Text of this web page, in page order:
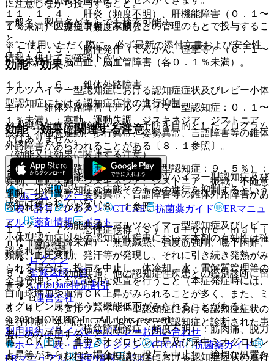
１１．１．４． 肝炎（頻度不明）、肝機能障害（０．１〜
１％未満）、黄疸（頻度不明）。
１１．１．５． 脳性発作（てんかん、痙攣等）（０．１〜
１％未満）、脳出血、脳血管障害（各０．１％未満）。
１１．１．６． 錐体外路障害
１）． 錐体外路障害（アルツハイマー型認知症：０．１〜
１％未満）：寡動、運動失調、ジスキネジア、ジストニア、
振戦、不随意運動、歩行異常、姿勢異常、言語障害等の錐体
外路障害があらわれることがある〔８．１参照〕。
２）． 錐体外路障害（レビー小体型認知症：９．５％）：
寡動、運動失調、ジスキネジア、ジストニア、振戦、不随意
運動、歩行異常、姿勢異常、言語障害等の錐体外路障害があ
らわれることがある〔８．１参照〕。
１１．１．７． 悪性症候群（Ｓｙｎｄｒｏｍｅ ｍａｌｉ
ｎ）（０．１％未満）：無動緘黙、強度筋強剛、嚥下困難、
頻脈、血圧変動、発汗等が発現し、それに引き続き発熱がみ
られる場合は、投与を中止し、体冷却、水・電解質管理等の
全身管理とともに適切な処置を行うこと（本症発症時には、
白血球増加や血清ＣＫ上昇がみられることが多く、また、ミ
オグロビン尿を伴う腎機能低下がみられることがある）。
１１．１．８． 横紋筋融解症（頻度不明）：筋肉痛、脱力
感、ＣＫ上昇、血中ミオグロビン上昇及び尿中ミオグロビン
上昇等があらわれた場合には、投与を中止し、適切な処置を
に注意しながら投与すること。
７．３． 医療従事者、家族などの管理のもとで投与するこ
と。
効能・効果
アルツハイマー型認知症における認知症症状及びレビー小体
型認知症における認知症症状の進行抑制。
効能・効果に関連する注意
（効能又は効果に関連する注意）
５．１． 〈効能共通〉本剤がアルツハイマー型認知症及び
レビー小体型認知症の病態そのものの進行を抑制するという
成績は得られていない。
５．２． 〈効能共通〉アルツハイマー型認知症及びレビー
小体型認知症以外の認知症性疾患において本剤の有効性は確
認されていない。
５．３． 〈効能共通〉他の認知症性疾患との鑑別診断に留
意すること。
５．４． 〈アルツハイマー型認知症における認知症症状の
進行抑制〉本剤は、アルツハイマー型認知症と診断された患
者にのみ使用すること。
５．５． 〈レビー小体型認知症における認知症症状の進行
一般名、製品名どちらでも検索可能！
※ ご使用いただく際に、必ず最新の添付文書および安全性
情報も併せてご確認下さい。
※本製品は疾病の診断・治療・予防を目的としたプログラム
ではありません。
ホーム
ノート
表・計算
レジメン CTCAE 抗菌薬ガイド
ERマニュ
アル
薬剤情報 ポスト
新規登録
ログイン
監修医師一覧
UpToDate特別割引
運営会社
© 2021 HOKUTO Inc. All rights reserved.
利用規約プライバシーポリシーお問い合わせ
ホーム
表・計算 レジメン CTCAE
抗菌薬ガイド
ERマニュアル
薬剤情報 ポスト